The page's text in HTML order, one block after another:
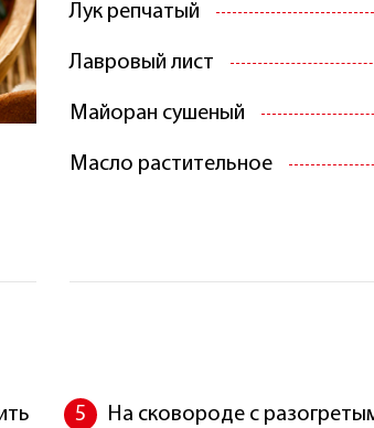
Лук репчатый
Лавровый лист
Майоран сушеный
Масло растительное
На сковороде с